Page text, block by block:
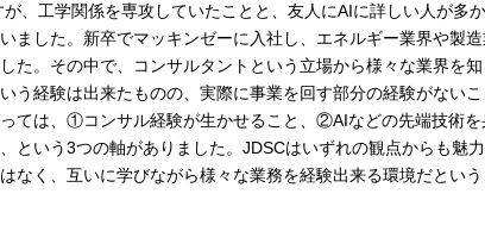
、工学関係を専攻していたことと、友人にAIに詳しい人が多
ました。新卒でマッキンゼーに入社し、エネルギー業界や製
た。その中で、コンサルタントという立場から様々な業界を知
う経験は出来たものの、実際に事業を回す部分の経験がないこ
ては、①コンサル経験が生かせること、②AIなどの先端技術を
いう3つの軸がありました。JDSCはいずれの観点からも魅
なく、互いに学びながら様々な業務を経験出来る環境だという